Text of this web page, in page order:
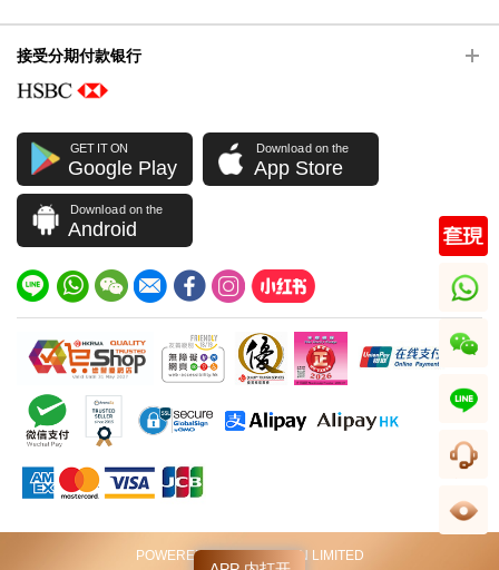
接受分期付款银行
GET IT ON
Google Play
Download on the
App Store
Download on the
Android
POWERED BY VIP STATION LIMITED
whatsapp